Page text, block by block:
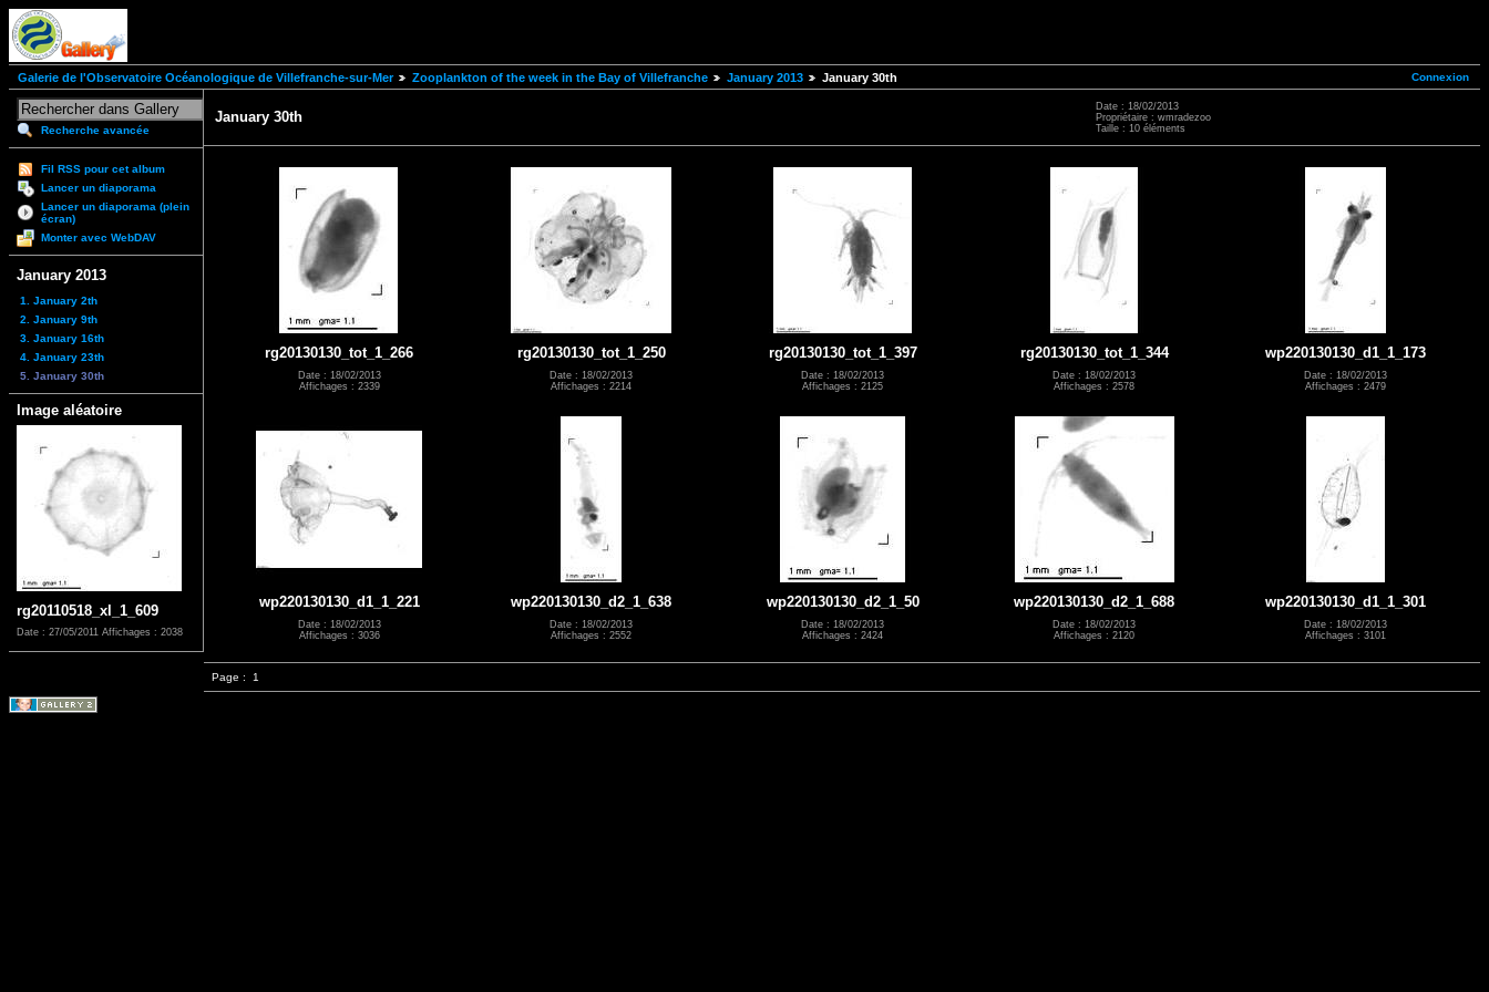
Connexion
Galerie de l'Observatoire Océanologique de Villefranche-sur-Mer Zooplankton of the week in the Bay of Villefranche January 2013 January 30th
Recherche avancée
Fil RSS pour cet album
Lancer un diaporama
Lancer un diaporama (plein
écran)
Monter avec WebDAV
January 2013
1. January 2th
2. January 9th
3. January 16th
4. January 23th
5. January 30th
Image aléatoire
rg20110518_xl_1_609
Date : 27/05/2011 Affichages : 2038
January 30th
Date : 18/02/2013
Propriétaire : wmradezoo
Taille : 10 éléments
rg20130130_tot_1_266
Date : 18/02/2013
Affichages : 2339
rg20130130_tot_1_250
Date : 18/02/2013
Affichages : 2214
rg20130130_tot_1_397
Date : 18/02/2013
Affichages : 2125
rg20130130_tot_1_344
Date : 18/02/2013
Affichages : 2578
wp220130130_d1_1_173
Date : 18/02/2013
Affichages : 2479
wp220130130_d1_1_221
Date : 18/02/2013
Affichages : 3036
wp220130130_d2_1_638
Date : 18/02/2013
Affichages : 2552
wp220130130_d2_1_50
Date : 18/02/2013
Affichages : 2424
wp220130130_d2_1_688
Date : 18/02/2013
Affichages : 2120
wp220130130_d1_1_301
Date : 18/02/2013
Affichages : 3101
Page : 1